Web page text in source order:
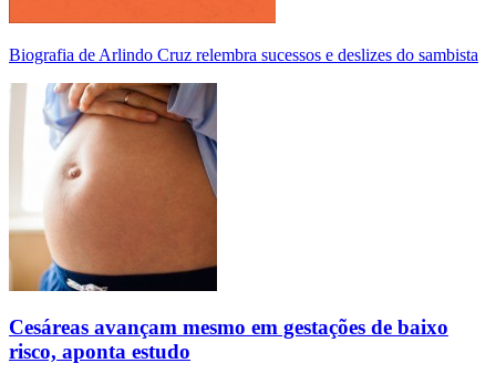
Biografia de Arlindo Cruz relembra sucessos e deslizes do sambista
Cesáreas avançam mesmo em gestações de baixo
risco, aponta estudo